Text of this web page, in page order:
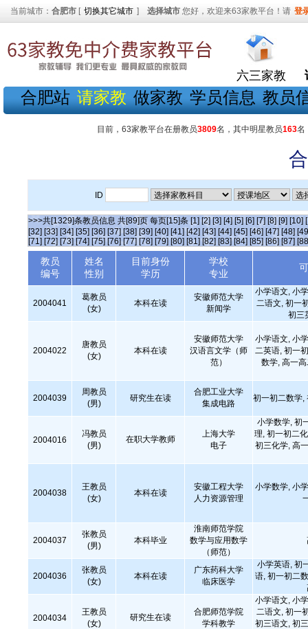
当前城市： 合肥市 [ 切换其它城市 ] 选择城市 您好，欢迎来63家教平台！请 登
六三家教
合肥站 请家教 做家教 学员信息 教员
目前，63家教平台在册教员3809名，其中明星教员163名
ID
>>>共[1329]条教员信息 共[89]页 每页[15]条 [1] [2] [3] [4] [5] [6] [7] [8] [9] [10]
[32] [33] [34] [35] [36] [37] [38] [39] [40] [41] [42] [43] [44] [45] [46] [47] [48]
[71] [72] [73] [74] [75] [76] [77] [78] [79] [80] [81] [82] [83] [84] [85] [86] [87]
教员
编号
姓名
性别
目前身份
学历
学校
专业
2004041
葛教员
(女)
本科在读
安徽师范大学
新闻学
小学语文, 小
二语文, 初一
初三
2004022
唐教员
(女)
本科在读
安徽师范大学
汉语言文学（师
范）
小学语文, 小
二英语, 初一
数学, 高一
2004039
周教员
(男)
研究生在读
合肥工业大学
集成电路
初一初二数学,
2004016
冯教员
(男)
在职大学教师
上海大学
电子
小学数学, 初
理, 初一初二
初三化学, 高
2004038
王教员
(女)
本科在读
安徽工程大学
人力资源管理
小学数学, 小
2004037
张教员
(男)
本科毕业
淮南师范学院
数学与应用数学
（师范）
2004036
张教员
(女)
本科在读
广东药科大学
临床医学
小学英语, 初
语, 初一初二
2004034
王教员
(女)
研究生在读
合肥师范学院
学科教学
小学语文, 小
二语文, 初一
初三语文, 初